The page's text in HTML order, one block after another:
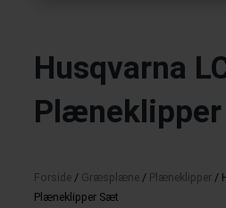
Husqvarna
Forside / Græsplæne / Plæneklipper /
Plæneklipper Sæt